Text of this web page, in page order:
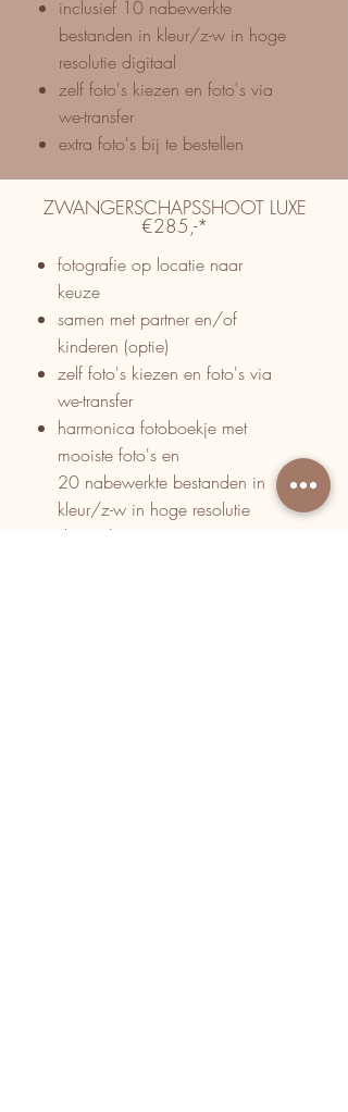
inclusief 10 nabewerkte
bestanden in kleur/z-w in hoge
resolutie digitaal
zelf foto's kiezen en foto's via
we-transfer
extra foto's bij te bestellen
ZWANGERSCHAPSSHOOT LUXE
€285,-*
fotografie op locatie naar
keuze
samen met partner en/of
kinderen (optie)
zelf foto's kiezen en foto's via
we-transfer
harmonica fotoboekje met
mooiste foto's en
20 nabewerkte bestanden in
kleur/z-w in hoge resolutie
digitaal